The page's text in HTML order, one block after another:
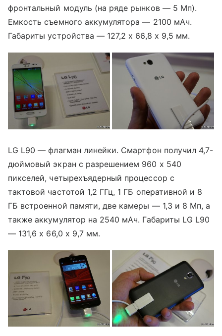
фронтальный модуль (на ряде рынков — 5 Мп).
Емкость съемного аккумулятора — 2100 мАч.
Габариты устройства — 127,2 x 66,8 x 9,5 мм.
LG L90 — флагман линейки. Смартфон получил 4,7-
дюймовый экран с разрешением 960 х 540
пикселей, четырехъядерный процессор с
тактовой частотой 1,2 ГГц, 1 ГБ оперативной и 8
ГБ встроенной памяти, две камеры — 1,3 и 8 Мп, а
также аккумулятор на 2540 мАч. Габариты LG L90
— 131,6 x 66,0 x 9,7 мм.